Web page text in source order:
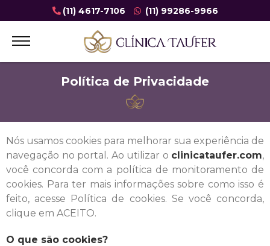
Dra. Letícia Taufer | Medicina Personalizada para
cada Mulher
(11) 4617-7106 (11) 99286-9966
Política de Privacidade
Nós usamos cookies para melhorar sua experiência de
navegação no portal. Ao utilizar o clinicataufer.com,
você concorda com a política de monitoramento de
cookies. Para ter mais informações sobre como isso é
feito, acesse Política de cookies. Se você concorda,
clique em ACEITO.
O que são cookies?